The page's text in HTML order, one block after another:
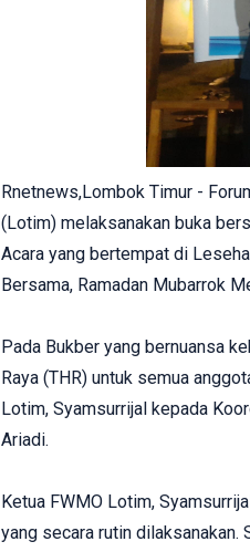
Rnetnews,Lombok Timur -
(Lotim) melaksanakan buka
Acara yang bertempat di
Bersama, Ramadan Mubarrok
Pada Bukber yang bernuansa
Raya (THR) untuk semua
Lotim, Syamsurrijal kepada
Ariadi.
Ketua FWMO Lotim,
yang secara rutin dilaksanakan.